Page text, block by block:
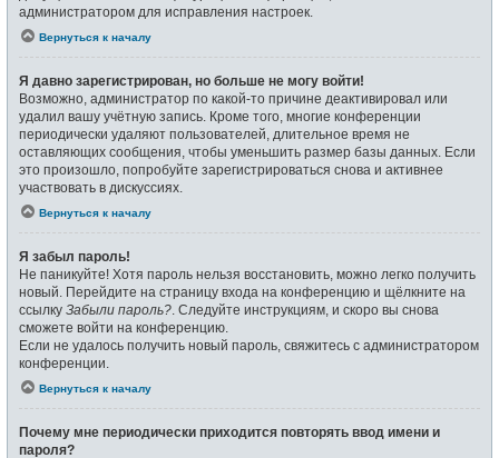
администратором для исправления настроек.
Вернуться к началу
Я давно зарегистрирован, но больше не могу войти!
Возможно, администратор по какой-то причине деактивировал или
удалил вашу учётную запись. Кроме того, многие конференции
периодически удаляют пользователей, длительное время не
оставляющих сообщения, чтобы уменьшить размер базы данных. Если
это произошло, попробуйте зарегистрироваться снова и активнее
участвовать в дискуссиях.
Вернуться к началу
Я забыл пароль!
Не паникуйте! Хотя пароль нельзя восстановить, можно легко получить
новый. Перейдите на страницу входа на конференцию и щёлкните на
ссылку Забыли пароль? . Следуйте инструкциям, и скоро вы снова
сможете войти на конференцию.
Если не удалось получить новый пароль, свяжитесь с администратором
конференции.
Вернуться к началу
Почему мне периодически приходится повторять ввод имени и
пароля?